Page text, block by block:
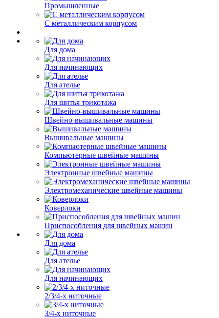
Промышленные
С металлическим корпусом
Для дома
Для начинающих
Для ателье
Для шитья трикотажа
Швейно-вышивальные машины
Вышивальные машины
Компьютерные швейные машины
Электронные швейные машины
Электромеханические швейные машины
Коверлоки
Приспособления для швейных машин
Для дома
Для ателье
Для начинающих
2/3/4-х ниточные
3/4-х ниточные